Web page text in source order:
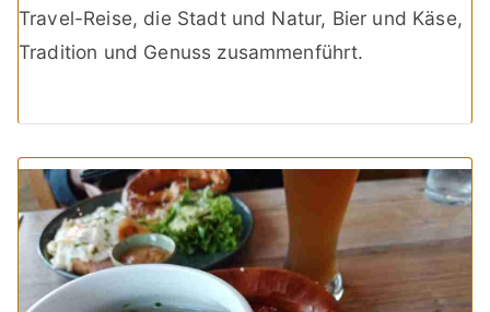
Travel-Reise, die Stadt und Natur, Bier und Käse,
Tradition und Genuss zusammenführt.